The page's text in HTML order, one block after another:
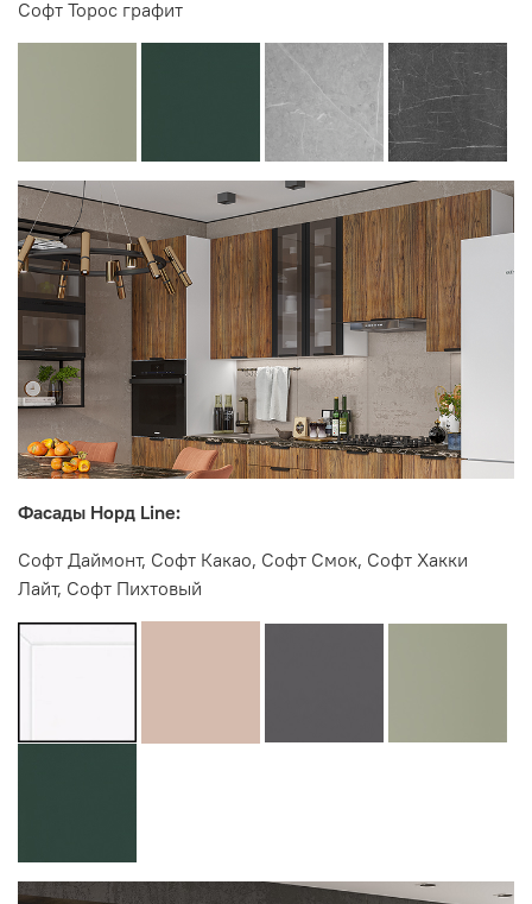
Софт Торос графит
Фасады Норд Line:
Софт Даймонт, Софт Какао, Софт Смок, Софт Хакки
Лайт, Софт Пихтовый